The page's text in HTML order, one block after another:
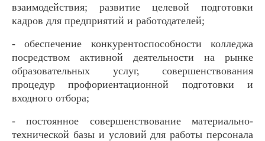
взаимодействия; развитие целевой подготовки
кадров для предприятий и работодателей;
- обеспечение конкурентоспособности колледжа
посредством активной деятельности на рынке
образовательных услуг, совершенствования
процедур профориентационной подготовки и
входного отбора;
- постоянное совершенствование материально-
технической базы и условий для работы персонала